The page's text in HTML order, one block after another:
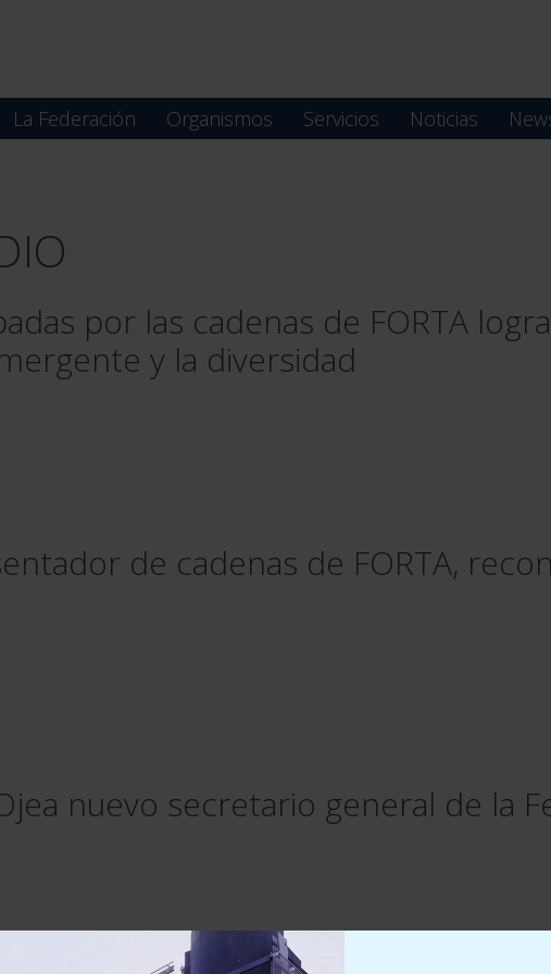
La Federación Organismos Servicios Noticias
por las cadenas de FORTA
y la diversidad
de cadenas de FORTA,
nuevo secretario general de la